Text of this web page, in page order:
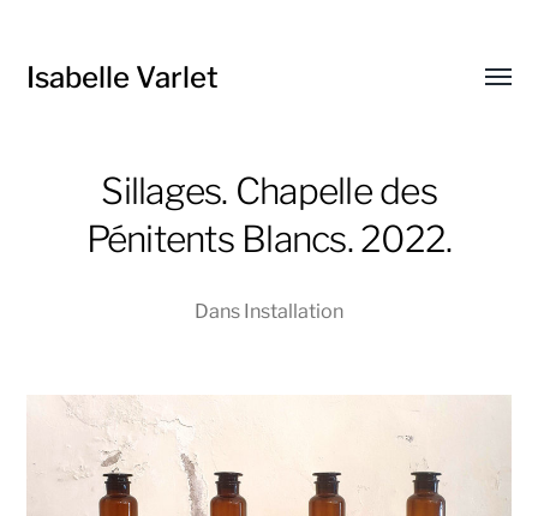
Isabelle Varlet
Sillages. Chapelle des
Pénitents Blancs. 2022.
Dans Installation